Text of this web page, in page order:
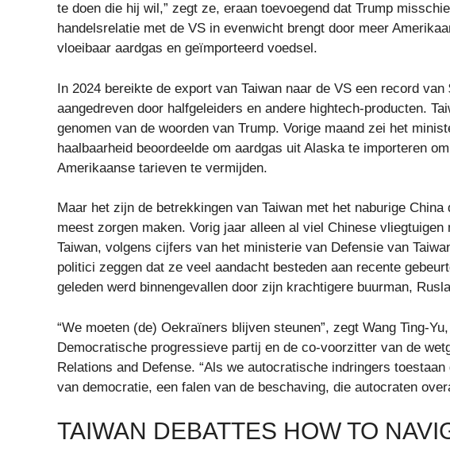
te doen die hij wil,” zegt ze, eraan toevoegend dat Trump
handelsrelatie met de VS in evenwicht brengt door meer
vloeibaar aardgas en geïmporteerd voedsel.
In 2024 bereikte de export van Taiwan naar de VS een record
aangedreven door halfgeleiders en andere hightech-producten.
genomen van de woorden van Trump. Vorige maand zei het
haalbaarheid beoordeelde om aardgas uit Alaska te importeren
Amerikaanse tarieven te vermijden.
Maar het zijn de betrekkingen van Taiwan met het naburige
meest zorgen maken. Vorig jaar alleen al viel Chinese
Taiwan, volgens cijfers van het ministerie van Defensie van
politici zeggen dat ze veel aandacht besteden aan recente
geleden werd binnengevallen door zijn krachtigere buurman,
“We moeten (de) Oekraïners blijven steunen”, zegt Wang Ting-
Democratische progressieve partij en de co-voorzitter van de
Relations and Defense. “Als we autocratische indringers
van democratie, een falen van de beschaving, die autocraten
TAIWAN DEBATTES HOW TO